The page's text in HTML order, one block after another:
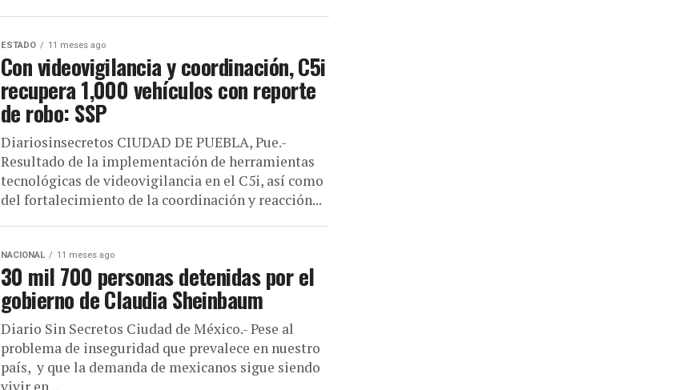
ESTADO 11 meses ago
Con videovigilancia y coordinación, C5i
recupera 1,000 vehículos con reporte
de robo: SSP
Diariosinsecretos CIUDAD DE PUEBLA, Pue.-
Resultado de la implementación de herramientas
tecnológicas de videovigilancia en el C5i, así como
del fortalecimiento de la coordinación y reacción...
NACIONAL 11 meses ago
30 mil 700 personas detenidas por el
gobierno de Claudia Sheinbaum
Diario Sin Secretos Ciudad de México.- Pese al
problema de inseguridad que prevalece en nuestro
país, y que la demanda de mexicanos sigue siendo
vivir en...